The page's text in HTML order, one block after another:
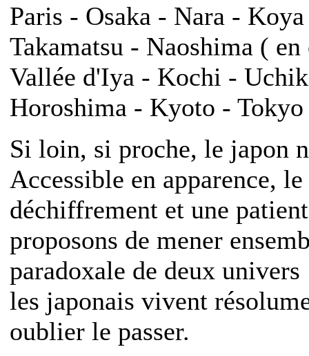
Paris - Osaka - Nara -
Takamatsu - Naoshima (
Vallée d'Iya - Kochi -
Horoshima - Kyoto -
Si loin, si proche, le japon
Accessible en apparence,
déchiffrement et une
proposons de mener
paradoxale de deux
les japonais vivent
oublier le passer.